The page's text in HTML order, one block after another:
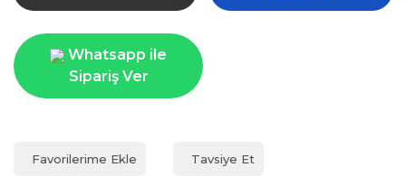
Whatsapp ile
Sipariş Ver
Tavsiye Et